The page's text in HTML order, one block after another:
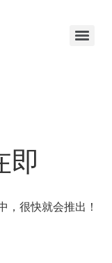
即
，很快就会推出！